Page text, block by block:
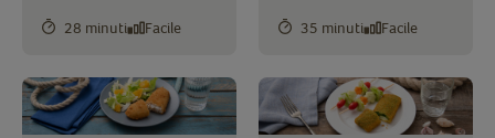
28 minuti Facile 35 minuti Facile